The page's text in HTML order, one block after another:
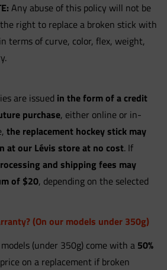
Any abuse of this policy will not be
right to replace a broken stick with
terms of curve, color, flex, weight,
are issued in the form of a credit
purchase, either online or in-
the replacement hockey stick may
at our Lévis store at no cost. If
and shipping fees may
of $20, depending on the selected
(On our models under 350g)
(under 350g) come with a 50%
on a replacement if broken